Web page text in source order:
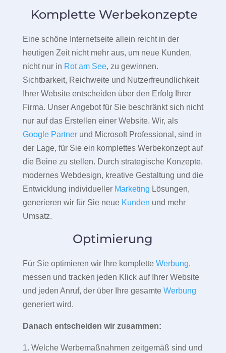
Komplette Werbekonzepte
Eine schöne Internetseite allein reicht in der
heutigen Zeit nicht mehr aus, um neue Kunden,
nicht nur in Rot am See, zu gewinnen.
Sichtbarkeit, Reichweite und Nutzerfreundlichkeit
Ihrer Website entscheiden über den Erfolg Ihrer
Firma. Unser Angebot für Sie beschränkt sich nicht
nur auf das Erstellen einer Website. Wir, als
Google Partnerund Microsoft Professional, sind in
der Lage, für Sie ein komplettes Werbekonzept auf
die Beine zu stellen. Durch strategische Konzepte,
modernes Webdesign, kreative Gestaltung und die
Entwicklung individueller Marketing Lösungen,
generieren wir für Sie neue Kunden und mehr
Umsatz.
Optimierung
Für Sie optimieren wir Ihre komplette Werbung,
messen und tracken jeden Klick auf Ihrer Website
und jeden Anruf, der über Ihre gesamte Werbung
generiert wird.
Danach entscheiden wir zusammen:
1. Welche Werbemaßnahmen zeitgemäß sind und